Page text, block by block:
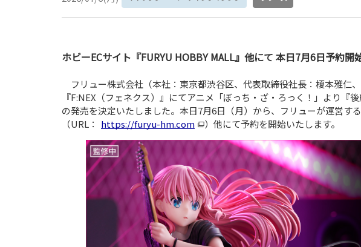
ホビーECサイト『FURYU HOBBY MALL』他にて 本日7月6日予約開
フリュー株式会社（本社：東京都渋谷区、代表取締役社長：榎本雅仁
『F:NEX（フェネクス）』にてアニメ「ぼっち・ざ・ろっく！」より『
の発売を決定いたしました。本日7月6日（月）から、フリューが運営す
（URL：
https://furyu-hm.com ）他にて予約を開始いたします。